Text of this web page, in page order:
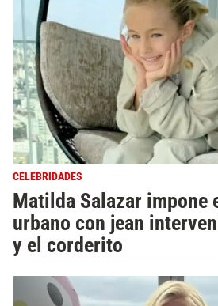
CELEBRIDADES
Matilda Salazar impone
urbano con jean
y el corderito